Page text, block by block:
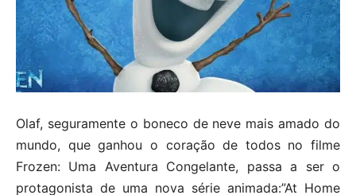
Olaf, seguramente o boneco de neve mais amado do
mundo, que ganhou o coração de todos no filme
Frozen: Uma Aventura Congelante, passa a ser o
protagonista de uma nova série animada:”At Home